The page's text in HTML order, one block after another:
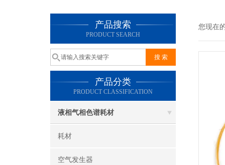
产品搜索
PRODUCT SEARCH
产品分类
PRODUCT CLASSIFICATION
液相气相色谱耗材
耗材
空气发生器
您现在